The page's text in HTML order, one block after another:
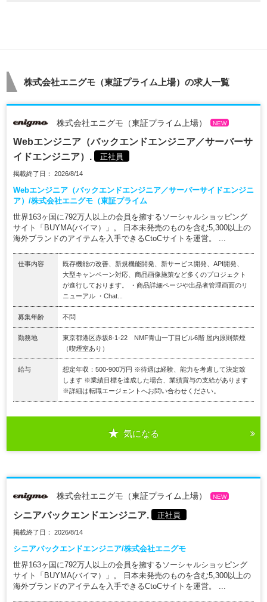
株式会社エニグモ（東証プライム上場）の求人一覧
株式会社エニグモ（東証プライム上場） NEW
Webエンジニア（バックエンドエンジニア／サーバーサ
イドエンジニア）.
正社員
掲載終了日： 2026/8/14
Webエンジニア（バックエンドエンジニア／サーバーサイドエンジニ
ア）/株式会社エニグモ（東証プライム
世界163ヶ国に792万人以上の会員を擁するソーシャルショッピング
サイト「BUYMA(バイマ）」。 日本未発売のものを含む5,300以上の
海外ブランドのアイテムを入手できるCtoCサイトを運営。 ...
仕事内容
既存機能の改善、新規機能開発、新サービス開発、API開発、
大型キャンペーン対応、商品画像施策など多くのプロジェクト
が進行しております。 ・商品詳細ページや出品者管理画面のリ
ニューアル ・Chat...
募集年齢 不問
勤務地
東京都港区赤坂8-1-22 NMF青山一丁目ビル6階 屋内原則禁煙
（喫煙室あり）
給与
想定年収：500-900万円 ※待遇は経験、能力を考慮して決定致
します ※業績目標を達成した場合、業績賞与の支給があります
※詳細は転職エージェントへお問い合わせください。
気になる
株式会社エニグモ（東証プライム上場） NEW
シニアバックエンドエンジニア. 正社員
掲載終了日： 2026/8/14
シニアバックエンドエンジニア/株式会社エニグモ
世界163ヶ国に792万人以上の会員を擁するソーシャルショッピング
サイト「BUYMA(バイマ）」。 日本未発売のものを含む5,300以上の
海外ブランドのアイテムを入手できるCtoCサイトを運営。 ...